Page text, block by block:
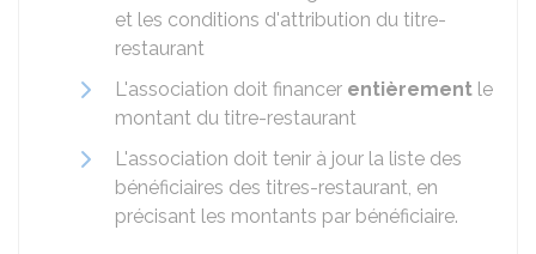
et les conditions d'attribution du titre-
restaurant
L'association doit financer entièrement le
montant du titre-restaurant
L'association doit tenir à jour la liste des
bénéficiaires des titres-restaurant, en
précisant les montants par bénéficiaire.